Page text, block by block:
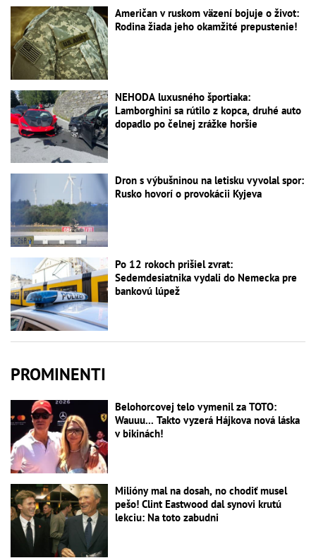
Američan v ruskom väzení bojuje o život:
Rodina žiada jeho okamžité prepustenie!
NEHODA luxusného športiaka:
Lamborghini sa rútilo z kopca, druhé auto
dopadlo po čelnej zrážke horšie
Dron s výbušninou na letisku vyvolal spor:
Rusko hovorí o provokácii Kyjeva
Po 12 rokoch prišiel zvrat:
Sedemdesiatnika vydali do Nemecka pre
bankovú lúpež
PROMINENTI
Belohorcovej telo vymenil za TOTO:
Wauuu... Takto vyzerá Hájkova nová láska
v bikinách!
Milióny mal na dosah, no chodiť musel
pešo! Clint Eastwood dal synovi krutú
lekciu: Na toto zabudni